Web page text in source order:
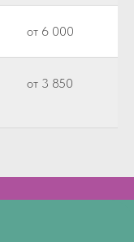
от 6 000
от 3 850